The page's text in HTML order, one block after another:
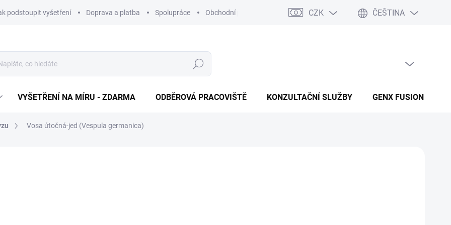
podstoupit vyšetření Doprava a platba Spolupráce Obchodní podmínky Podmínky ochrany osobních údajů
CZK ČEŠTINA
Hledat NÁKUPNÍ KOŠÍK
VYŠETŘENÍ NA MÍRU - ZDARMA ODBĚROVÁ PRACOVIŠTĚ KONZULTAČNÍ SLUŽBY GENX FUSION
Vosa útočná-jed (Vespula germanica)